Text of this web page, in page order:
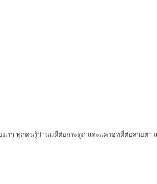
รา ทุกคนรู้ว่านมดีต่อกระดูก และแครอทดีต่อสายตา